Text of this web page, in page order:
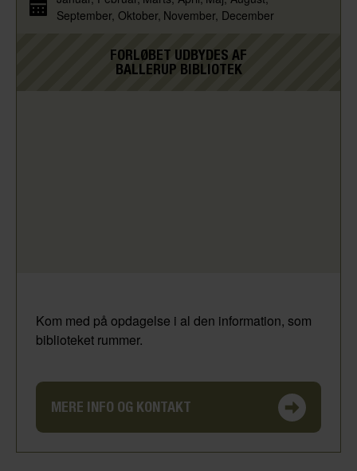
September Oktober November December
FORLØBET UDBYDES AF
BALLERUP BIBLIOTEK
Kom med på opdagelse i al den information, som
biblioteket rummer.
MERE INFO OG KONTAKT